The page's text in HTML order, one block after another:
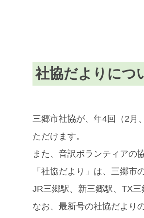
社協だよりにつ
三郷市社協が、年4回（2月
ただけます。
また、音訳ボランティアの
「社協だより」は、三郷
JR三郷駅、新三郷駅、TX
なお、最新号の社協だより